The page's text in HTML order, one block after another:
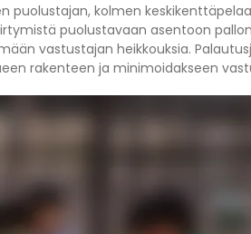
kolmen
puolustavaan asentoon
vastustajan heikkouksia.
rakenteen ja minimoidakseen